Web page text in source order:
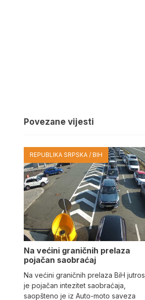
Povezane vijesti
REPUBLIKA SRPSKA / BIH
Na većini graničnih prelaza
pojačan saobraćaj
Na većini graničnih prelaza BiH jutros
je pojačan intezitet saobraćaja,
saopšteno je iz Auto-moto saveza